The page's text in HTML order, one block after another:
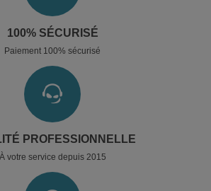
100% SÉCURISÉ
Paiement 100% sécurisé
PROFESSIONNELLE
À votre service depuis 2015